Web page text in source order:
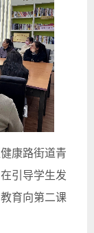
康路街道青
引导学生发
育向第二课